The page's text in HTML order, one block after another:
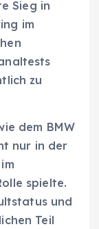
Sieg in
im
zu
dem BMW
nur in der
spielte.
und
Teil